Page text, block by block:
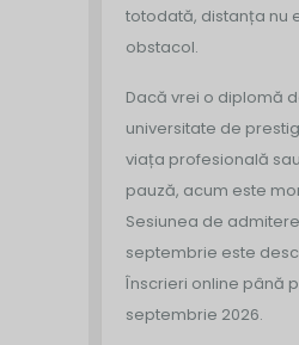
totodată, distanța nu
obstacol.
Dacă vrei o diplomă
universitate de
viața profesională
pauză, acum este
Sesiunea de
septembrie este
Înscrieri online până
septembrie 2026.